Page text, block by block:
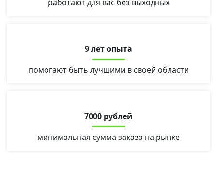
работают для вас без выходных
9 лет опыта
помогают быть лучшими в своей области
7000 рублей
минимальная сумма заказа на рынке